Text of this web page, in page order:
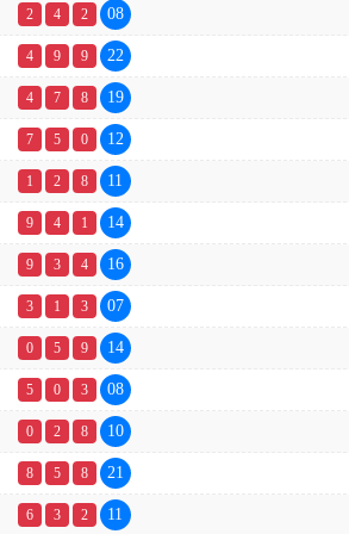
2 4 2 08
4 9 9 22
4 7 8 19
7 5 0 12
1 2 8 11
9 4 1 14
9 3 4 16
3 1 3 07
0 5 9 14
5 0 3 08
0 2 8 10
8 5 8 21
6 3 2 11